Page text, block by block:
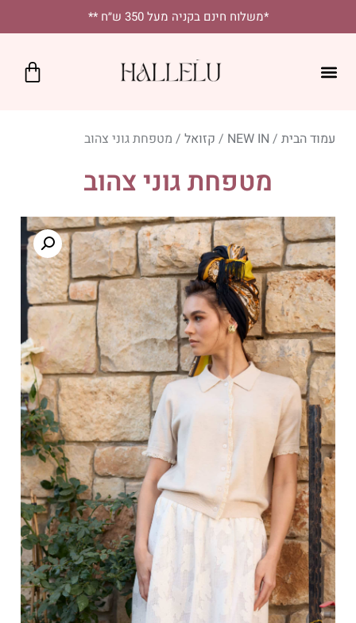
*משלוח חינם בקניה מעל 350 ש״ח **
עמוד הבית /
NEW IN
/ קזואל / מטפחת גוני צהוב
מטפחת גוני צהוב